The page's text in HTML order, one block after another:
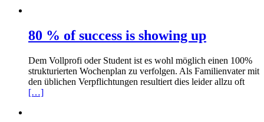
80 % of success is showing up
Dem Vollprofi oder Student ist es wohl möglich einen 100%
strukturierten Wochenplan zu verfolgen. Als Familienvater mit
den üblichen Verpflichtungen resultiert dies leider allzu oft
[…]